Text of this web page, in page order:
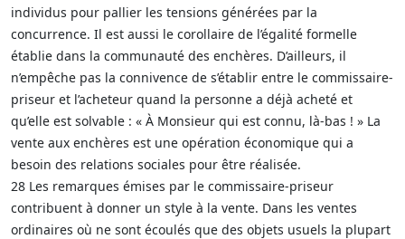
individus pour pallier les tensions générées par la
concurrence. Il est aussi le corollaire de l’égalité formelle
établie dans la communauté des enchères. D’ailleurs, il
n’empêche pas la connivence de s’établir entre le commissaire-
priseur et l’acheteur quand la personne a déjà acheté et
qu’elle est solvable : « À Monsieur qui est connu, là-bas ! » La
vente aux enchères est une opération économique qui a
besoin des relations sociales pour être réalisée.
28 Les remarques émises par le commissaire-priseur
contribuent à donner un style à la vente. Dans les ventes
ordinaires où ne sont écoulés que des objets usuels la plupart